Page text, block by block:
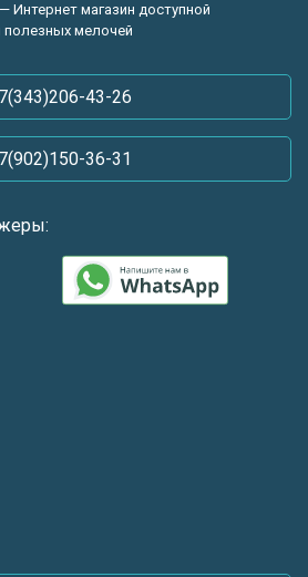
Интернет магазин доступной
полезных мелочей
43-26
36-31